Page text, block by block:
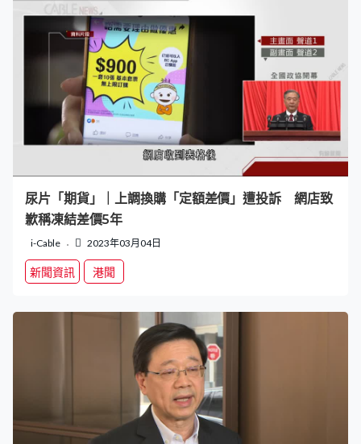
尿片「期貨」｜上調換購「定額差價」遭投訴 網店致
歉稱凍結差價5年
i-Cable 2023年03月04日
新聞資訊 港聞